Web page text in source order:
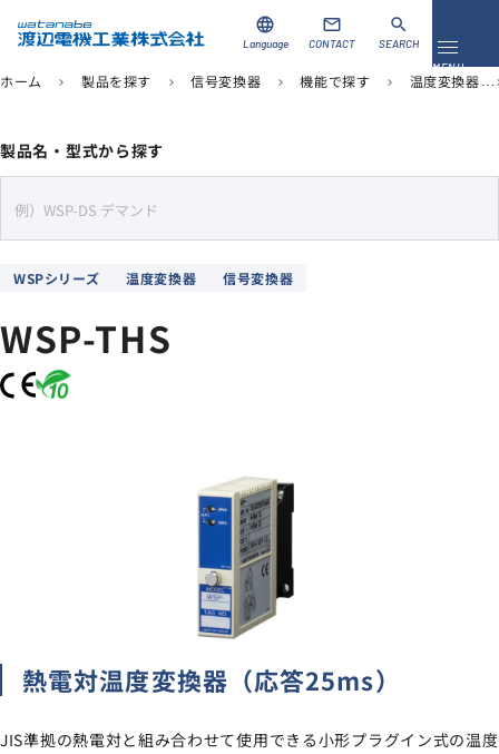
メニュ
MENU
製品を探す
language
Language
mail
CONTACT
search
SEARCH
ホーム chevron_right 製品を探す chevron_right 信号変換器 chevron_right 機能で探す chevron_right 温度変換器
製品名・型式から探す
e
WSPシリーズ 温度変換器 信号変換器
WSP-THS
熱電対温度変換器（応答25ms）
JIS準拠の熱電対と組み合わせて使用できる小形プラグイン式の温度